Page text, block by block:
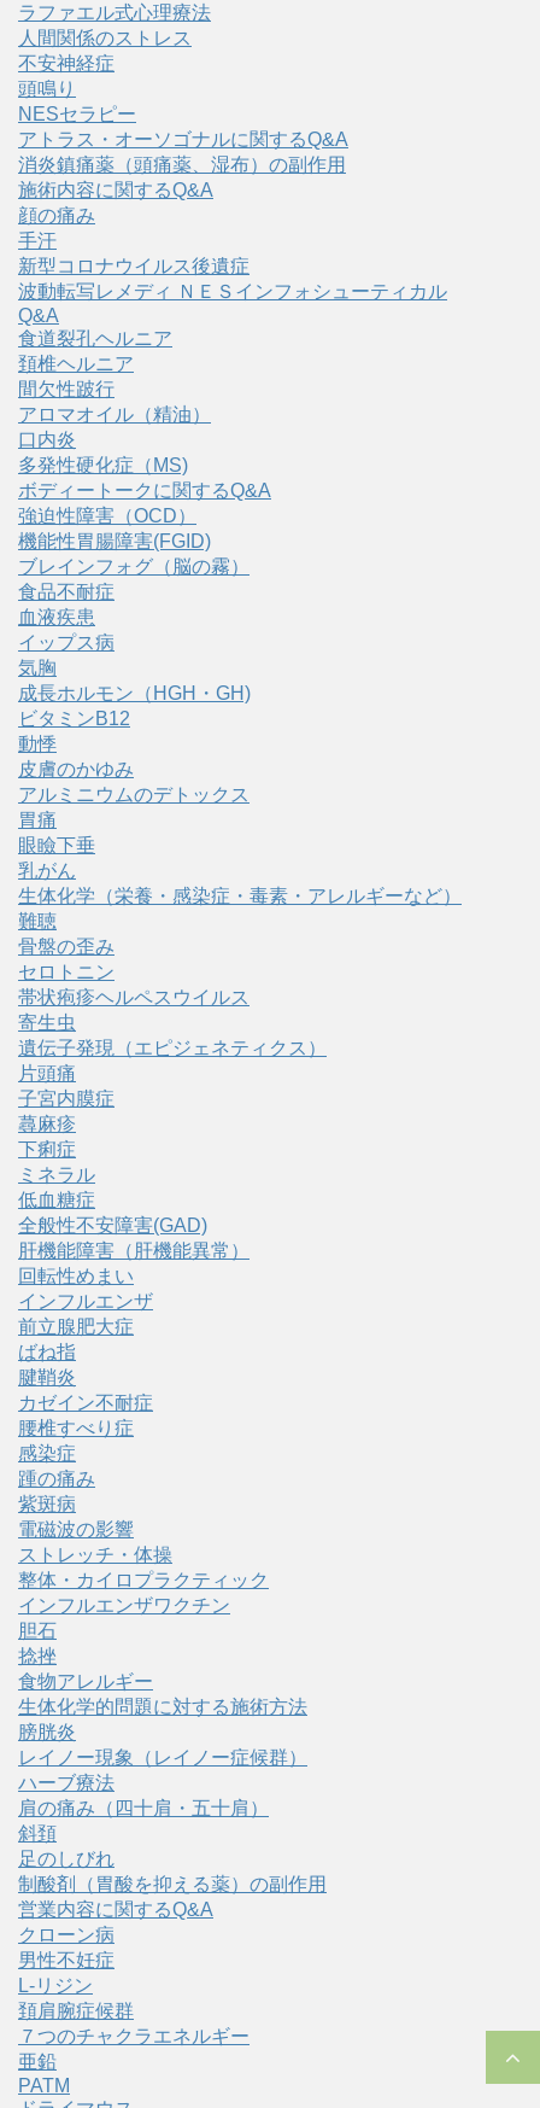
ラファエル式心理療法
人間関係のストレス
不安神経症
頭鳴り
NESセラピー
アトラス・オーソゴナルに関するQ&A
消炎鎮痛薬（頭痛薬、湿布）の副作用
施術内容に関するQ&A
顔の痛み
手汗
新型コロナウイルス後遺症
波動転写レメディ ＮＥＳインフォシューティカル
Q&A
食道裂孔ヘルニア
頚椎ヘルニア
間欠性跛行
アロマオイル（精油）
口内炎
多発性硬化症（MS)
ボディートークに関するQ&A
強迫性障害（OCD）
機能性胃腸障害(FGID)
ブレインフォグ（脳の霧）
食品不耐症
血液疾患
イップス病
気胸
成長ホルモン（HGH・GH)
ビタミンB12
動悸
皮膚のかゆみ
アルミニウムのデトックス
胃痛
眼瞼下垂
乳がん
生体化学（栄養・感染症・毒素・アレルギーなど）
難聴
骨盤の歪み
セロトニン
帯状疱疹ヘルペスウイルス
寄生虫
遺伝子発現（エピジェネティクス）
片頭痛
子宮内膜症
蕁麻疹
下痢症
ミネラル
低血糖症
全般性不安障害(GAD)
肝機能障害（肝機能異常）
回転性めまい
インフルエンザ
前立腺肥大症
ばね指
腱鞘炎
カゼイン不耐症
腰椎すべり症
感染症
踵の痛み
紫斑病
電磁波の影響
ストレッチ・体操
整体・カイロプラクティック
インフルエンザワクチン
胆石
捻挫
食物アレルギー
生体化学的問題に対する施術方法
膀胱炎
レイノー現象（レイノー症候群）
ハーブ療法
肩の痛み（四十肩・五十肩）
斜頚
足のしびれ
制酸剤（胃酸を抑える薬）の副作用
営業内容に関するQ&A
クローン病
男性不妊症
L-リジン
頚肩腕症候群
７つのチャクラエネルギー
亜鉛
PATM